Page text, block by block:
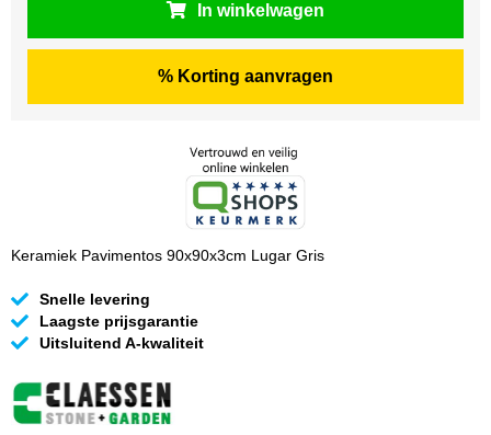
In winkelwagen
% Korting aanvragen
Keramiek Pavimentos 90x90x3cm Lugar Gris
Snelle levering
Laagste prijsgarantie
Uitsluitend A-kwaliteit